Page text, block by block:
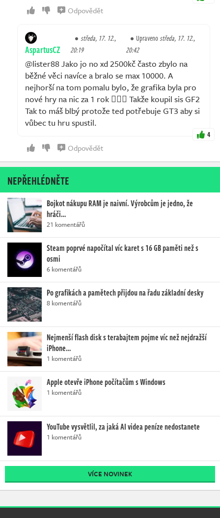
Odpovědět
AspartusCZ
středa, 17. 12.,
20:19
Upravenostředa, 17. 12.,
20:42
@lister88 Jako jo no xd 2500kč často zbylo na
běžné věci navíce a bralo se max 10000. A
nejhorší na tom pomalu bylo, že grafika byla pro
nové hry na nic za 1 rok 🤷🏻‍♂️ Takže koupil sis GF2
Tak to máš blbý protože ted potřebuje GT3 aby si
vůbec tu hru spustil.
4
Odpovědět
NEPŘEHLÉDNĚTE
Bojkot nákupu RAM je naivní. Výrobcům je jedno, že
hráči…
21 komentářů
Steam poprvé napočítal víc karet s 16 GB paměti než s
osmi
6 komentářů
Po grafikách a pamětech přijdou na řadu základní desky
8 komentářů
Nejmenší flash disk s terabajtem pojme víc než nejdražší
iPhone…
1 komentářů
Apple otevře iPhone počítačům s Windows
1 komentářů
YouTube vysvětlil, za jaká AI videa peníze nedostanete
1 komentářů
VÍCE NOVINEK